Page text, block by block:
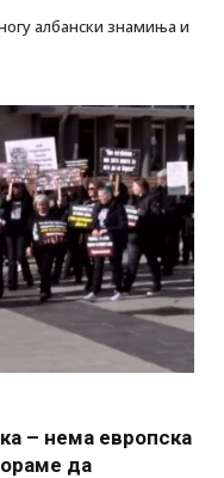
албански знамиња и
– нема европска
да